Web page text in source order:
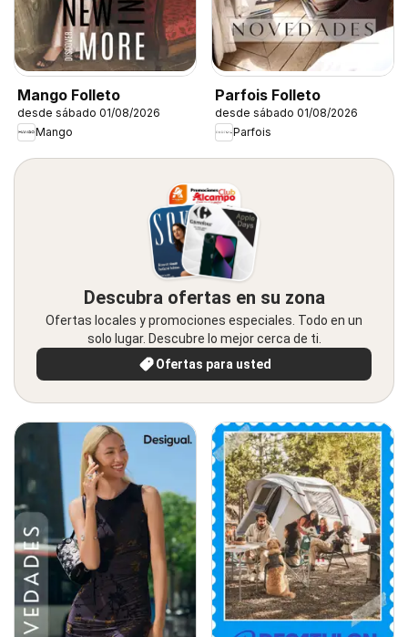
Mango Folleto
desde sábado 01/08/2026
Mango
Parfois Folleto
desde sábado 01/08/2026
Parfois
Descubra ofertas en su zona
Ofertas locales y promociones especiales. Todo en un
solo lugar. Descubre lo mejor cerca de ti.
Ofertas para usted